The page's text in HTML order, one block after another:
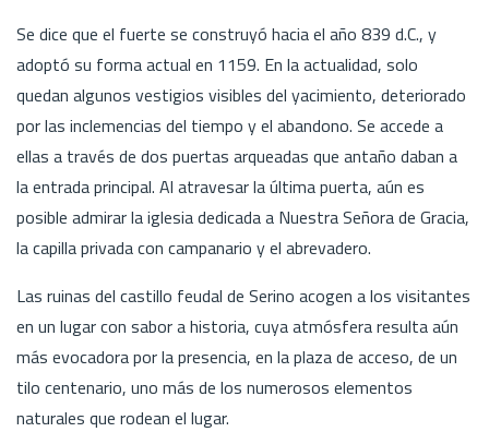
Se dice que el fuerte se construyó hacia el año 839 d.C., y
adoptó su forma actual en 1159. En la actualidad, solo
quedan algunos vestigios visibles del yacimiento, deteriorado
por las inclemencias del tiempo y el abandono. Se accede a
ellas a través de dos puertas arqueadas que antaño daban a
la entrada principal. Al atravesar la última puerta, aún es
posible admirar la iglesia dedicada a Nuestra Señora de Gracia,
la capilla privada con campanario y el abrevadero.
Las ruinas del castillo feudal de Serino acogen a los visitantes
en un lugar con sabor a historia, cuya atmósfera resulta aún
más evocadora por la presencia, en la plaza de acceso, de un
tilo centenario, uno más de los numerosos elementos
naturales que rodean el lugar.